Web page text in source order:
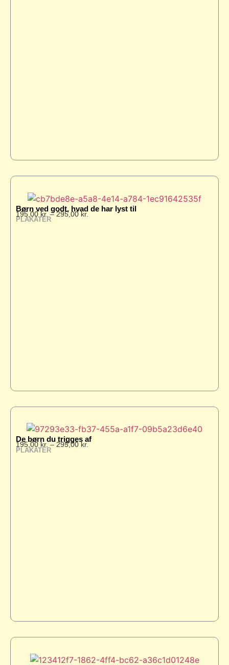
Børn ved godt, hvad de har lyst til
195,00 kr. – 295,00kr.
PLAKATER
De børn du trigges af
195,00kr. – 295,00kr.
PLAKATER